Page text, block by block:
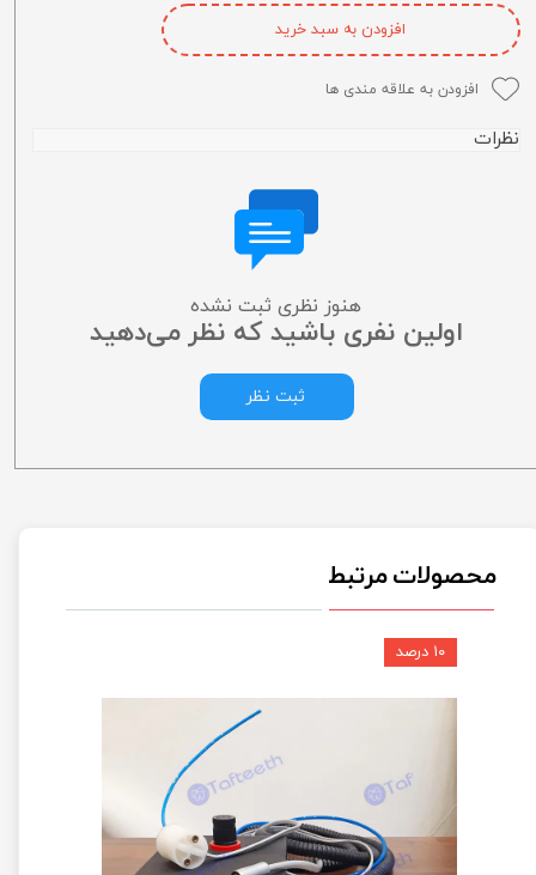
افزودن به سبد خرید
افزودن به علاقه مندی ها
نظرات
هنوز نظری ثبت نشده
اولین نفری باشید که نظر می‌دهید
ثبت نظر
محصولات مرتبط
۱۰ درصد